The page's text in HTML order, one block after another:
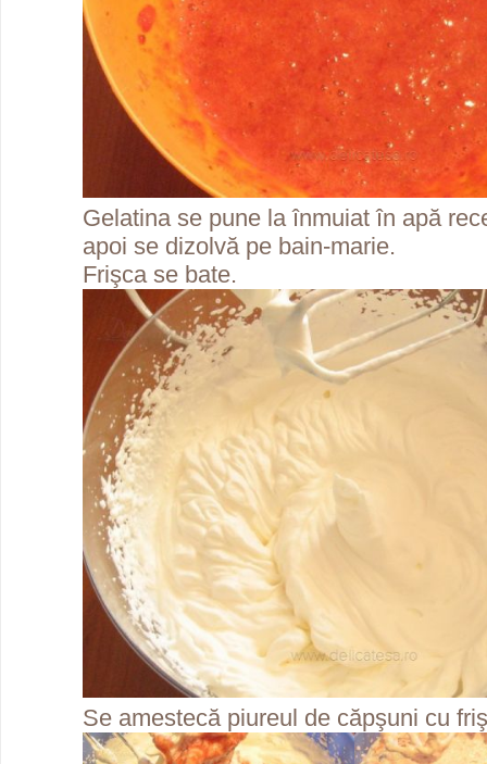
Gelatina se pune la înmuiat în apă
apoi se dizolvă pe bain-marie.
Frişca se bate.
Se amestecă piureul de căpşuni cu